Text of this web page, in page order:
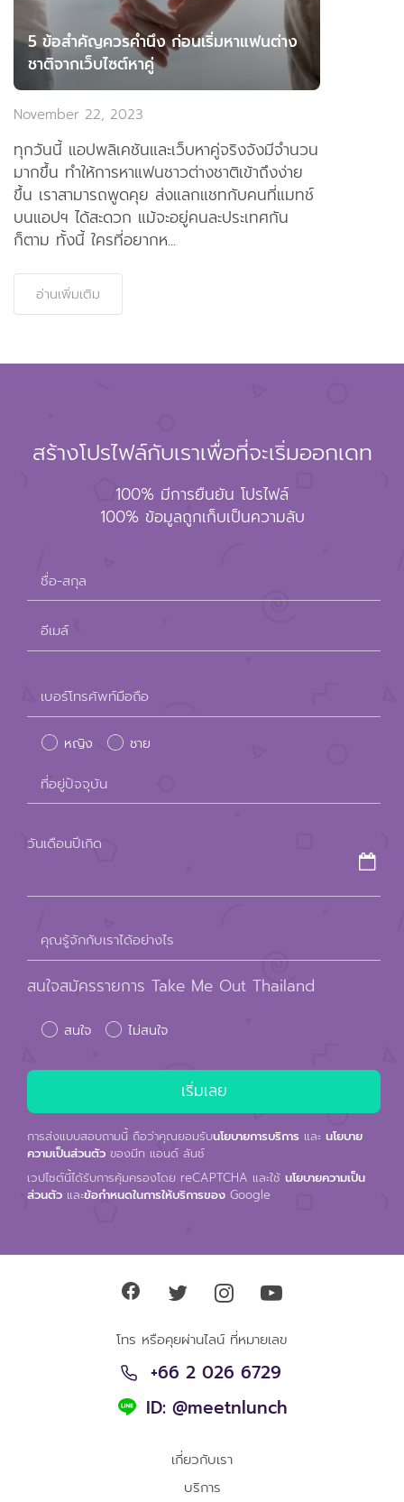
5 ข้อสำคัญควรคำนึง ก่อนเริ่มหาแฟนต่าง
ชาติจากเว็บไซต์หาคู่
November 22, 2023
ทุกวันนี้ แอปพลิเคชันและเว็บหาคู่จริงจังมีจำนวน
มากขึ้น ทำให้การหาแฟนชาวต่างชาติเข้าถึงง่าย
ขึ้น เราสามารถพูดคุย ส่งแลกแชทกับคนที่แมทช์
บนแอปฯ ได้สะดวก แม้จะอยู่คนละประเทศกัน
ก็ตาม ทั้งนี้ ใครที่อยากห...
อ่านเพิ่มเติม
สร้างโปรไฟล์กับเราเพื่อที่จะเริ่มออกเดท
100% มีการยืนยัน โปรไฟล์
100% ข้อมูลถูกเก็บเป็นความลับ
ชื่อ-สกุล
อีเมล์
leave
this
field
empty.
เบอร์โทรศัพท์มือถือ
หญิง ชาย
ที่อยู่ปัจจุบัน
วันเดือนปีเกิด
คุณรู้จักกับเราได้อย่างไร
สนใจสมัครรายการ Take Me Out Thailand
สนใจ ไม่สนใจ
การส่งแบบสอบถามนี้ ถือว่าคุณยอมรับนโยบายการบริการ และ นโยบาย
ความเป็นส่วนตัว ของมีท แอนด์ ลันช์
เวปไซต์นี้ได้รับการคุ้มครองโดย reCAPTCHA และใช้ นโยบายความเป็น
ส่วนตัว และข้อกำหนดในการให้บริการของ Google
โทร หรือคุยผ่านไลน์ ที่หมายเลข
+66 2 026 6729
ID: @meetnlunch
เกี่ยวกับเรา
บริการ